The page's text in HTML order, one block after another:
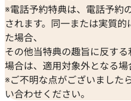
客様に満足していただける
らやをご利用ください。 お
時計や、部品のみになってし
す。実際壊れてしまった時
できることは度々ございます
ら一度ご相談ください。
Wempe
ヴェンペ
※電話予約特典は、電話予約
されます。同一または実質
た場合、
その他当特典の趣旨に反す
場合は、適用対象外となる場
※ご不明な点がございました
い合わせください。